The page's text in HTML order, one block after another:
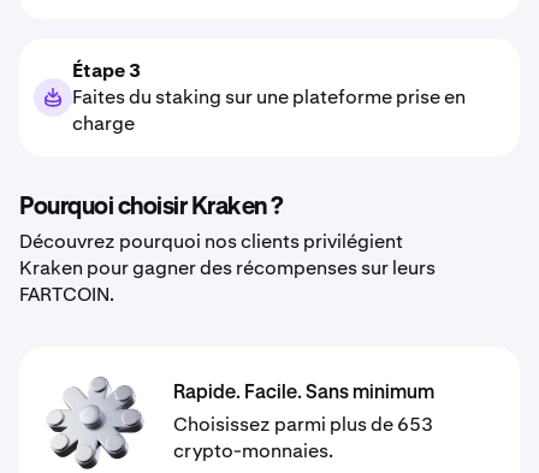
Étape 3
Faites du staking sur une plateforme prise en
charge
Pourquoi choisir Kraken ?
Découvrez pourquoi nos clients privilégient
Kraken pour gagner des récompenses sur leurs
FARTCOIN.
Rapide. Facile. Sans minimum
Choisissez parmi plus de 653
crypto-monnaies.